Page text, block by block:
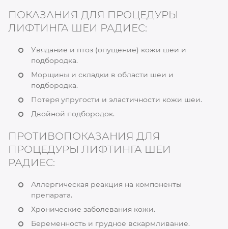
ПОКАЗАНИЯ ДЛЯ ПРОЦЕДУРЫ
ЛИФТИНГА ШЕИ РАДИЕС:
Увядание и птоз (опущение) кожи шеи и
подбородка.
Морщины и складки в области шеи и
подбородка.
Потеря упругости и эластичности кожи шеи.
Двойной подбородок.
ПРОТИВОПОКАЗАНИЯ ДЛЯ
ПРОЦЕДУРЫ ЛИФТИНГА ШЕИ
РАДИЕС:
Аллергическая реакция на компоненты
препарата.
Хронические заболевания кожи.
Беременность и грудное вскармливание.